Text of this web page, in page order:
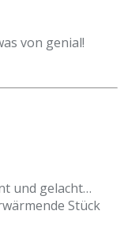
von genial!
und gelacht…
Stück